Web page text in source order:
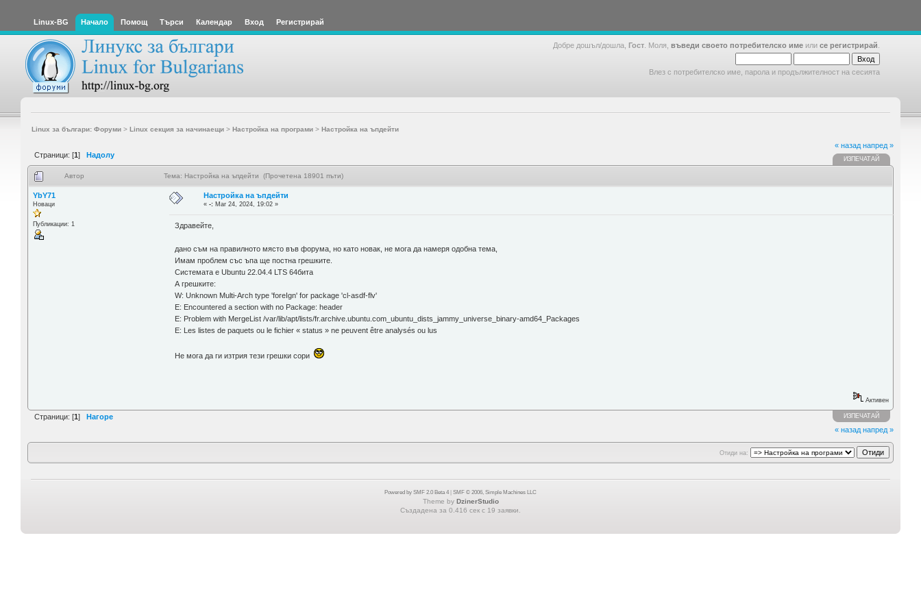
Linux-BG Начало Помощ Търси Календар Вход Регистрирай
Добре дошъл/дошла, Гост . Моля, въведи своето потребителско име или се регистрирай
Влез с потребителско име, парола и продължителност на сесията
Linux за българи: Форуми> Linux секция за начинаещи> Настройка на програми> Настройка на ъпдейти
Страници: [1] Надолу
« назад напред »
ИЗПЕЧАТАЙ
Автор Тема: Настройка на ъпдейти (Прочетена 18901 пъти)
YbY71
Новаци
Публикации: 1
Настройка на ъпдейти
«-: Mar 24, 2024, 19:02 »
Здравейте,
дано съм на правилното място във форума, но като новак, не мога да намеря одобна тема,
Имам проблем със ъпа ще постна грешките.
Системата е Ubuntu 22.04.4 LTS 64бита
А грешките:
W: Unknown Multi-Arch type 'foreIgn' for package 'cl-asdf-flv'
E: Encountered a section with no Package: header
E: Problem with MergeList /var/lib/apt/lists/fr.archive.ubuntu.com_ubuntu_dists_jammy_universe_binary-amd64_Packages
E: Les listes de paquets ou le fichier « status » ne peuvent être analysés ou lus
Не мога да ги изтрия тези грешки сори
Активен
Страници: [1] Нагоре ИЗПЕЧАТАЙ
« назад напред »
Отиди на:
Powered by SMF 2.0 Beta 4 SMF © 2006, Simple Machines LLC
Theme by DzinerStudio
Създадена за 0.416 сек с 19 заявки.